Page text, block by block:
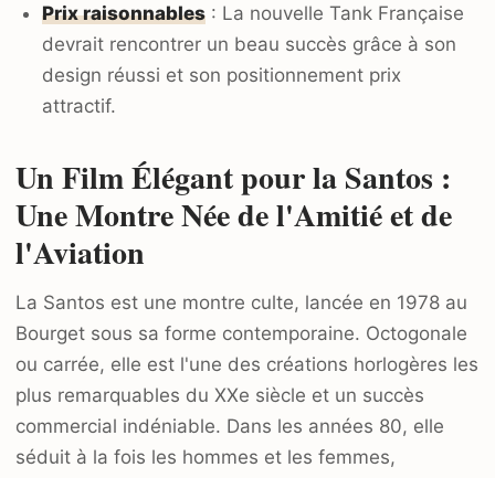
Prix raisonnables : La nouvelle Tank Française
devrait rencontrer un beau succès grâce à son
design réussi et son positionnement prix
attractif.
Un Film Élégant pour la Santos :
Une Montre Née de l'Amitié et de
l'Aviation
La Santos est une montre culte, lancée en 1978 au
Bourget sous sa forme contemporaine. Octogonale
ou carrée, elle est l'une des créations horlogères les
plus remarquables du XXe siècle et un succès
commercial indéniable. Dans les années 80, elle
séduit à la fois les hommes et les femmes,